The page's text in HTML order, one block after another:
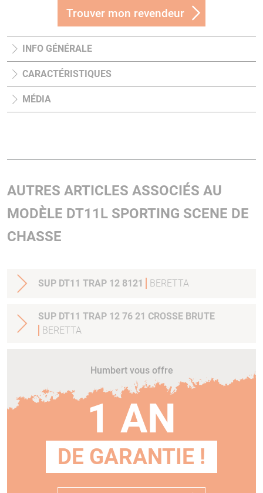
Trouver mon revendeur
INFO GÉNÉRALE
CARACTÉRISTIQUES
MÉDIA
AUTRES ARTICLES ASSOCIÉS AU
MODÈLE DT11L SPORTING SCENE DE
CHASSE
SUP DT11 TRAP 12 8121 BERETTA
SUP DT11 TRAP 12 76 21 CROSSE BRUTE
BERETTA
Humbert vous offre
1 AN
DE GARANTIE !